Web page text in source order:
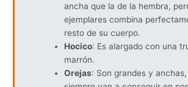
ancha que la de la hembra,
ejemplares combina
resto de su cuerpo.
Hocico: Es alargado con una
marrón.
Orejas: Son grandes y